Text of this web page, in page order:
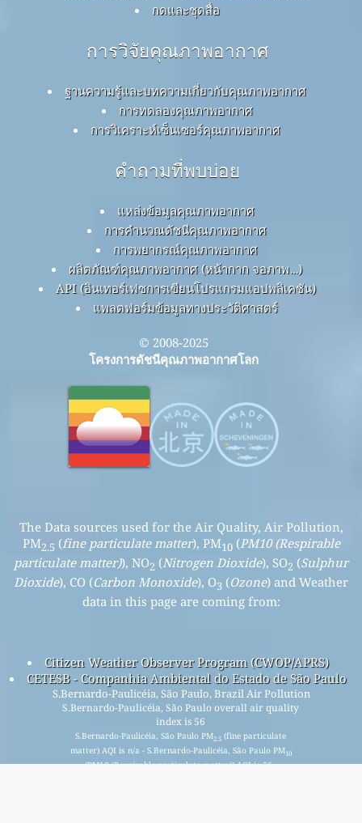
กดและชุดสื่อ
การวิจัยคุณภาพอากาศ
ฐานความรู้และบทความเกี่ยวกับคุณภาพอากาศ
การทดลองคุณภาพอากาศ
การวิเคราะห์เซ็นเซอร์คุณภาพอากาศ
คำถามที่พบบ่อย
แหล่งข้อมูลคุณภาพอากาศ
การคำนวณดัชนีคุณภาพอากาศ
การพยากรณ์คุณภาพอากาศ
ผลิตภัณฑ์คุณภาพอากาศ (หน้ากาก จอภาพ…)
API (อินเทอร์เฟซการเขียนโปรแกรมแอปพลิเคชัน)
แพลตฟอร์มข้อมูลทางประวัติศาสตร์
© 2008-2025
โครงการดัชนีคุณภาพอากาศโลก
The Data sources used for the Air Quality, Air Pollution,
PM2.5 (fine particulate matter), PM10(PM10 (Respirable
particulate matter)), NO2 (Nitrogen Dioxide), SO2 (Sulphur
Dioxide), CO (Carbon Monoxide), O3 (Ozone) and Weather
data in this page are coming from:
Citizen Weather Observer Program (CWOP/APRS)
CETESB - Companhia Ambiental do Estado de São Paulo
S.Bernardo-Paulicéia, São Paulo, Brazil Air Pollution
S.Bernardo-Paulicéia, São Paulo overall air quality
index is 56
S.Bernardo-Paulicéia, São Paulo PM2.5 (fine particulate
matter) AQI is n/a - S.Bernardo-Paulicéia, São Paulo PM10
(PM10 (Respirable particulate matter)) AQI is 56 -